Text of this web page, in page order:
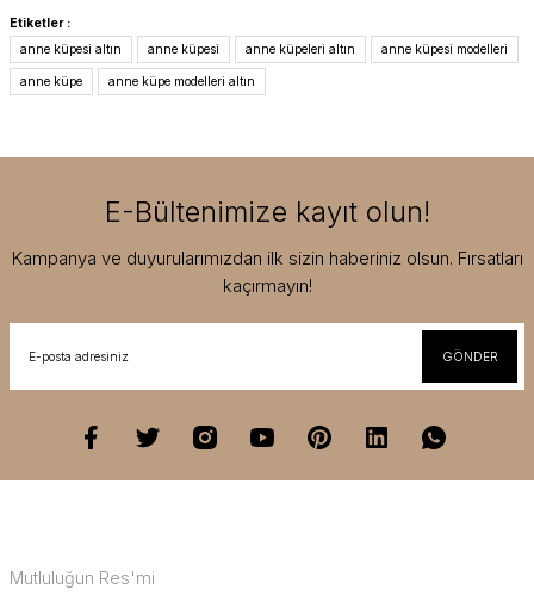
Etiketler :
anne küpesi altın
anne küpesi anne küpeleri altın anne küpesi modelleri
anne küpe anne küpe modelleri altın
E-Bültenimize kayıt olun!
Kampanya ve duyurularımızdan ilk sizin haberiniz olsun. Fırsatları
kaçırmayın!
GÖNDER
Mutluluğun Res'mi